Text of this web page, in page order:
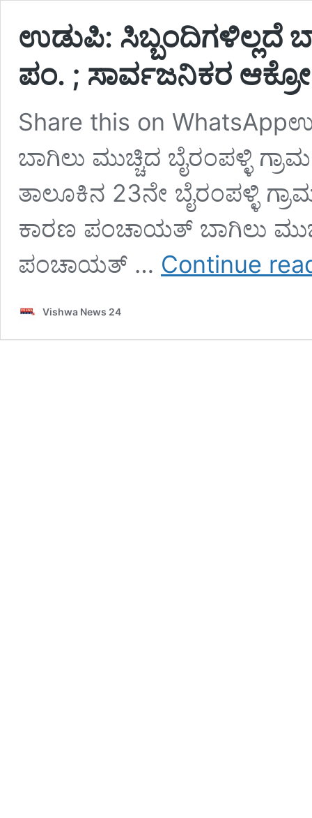
ಉಡುಪಿ: ಸಿಬ್ಬಂದಿಗಳಿಲ್ಲದೆ
ಪಂ. ; ಸಾರ್ವಜನಿಕರ
Share this on
ಬಾಗಿಲು ಮುಚ್ಚಿದ ಬೈರಂಪಳ್ಳಿ
ತಾಲೂಕಿನ 23ನೇ ಬೈರಂಪಳ್ಳಿ
ಕಾರಣ ಪಂಚಾಯತ್ ಬಾಗಿಲು
ಪಂಚಾಯತ್ … Continue
Vishwa News 24